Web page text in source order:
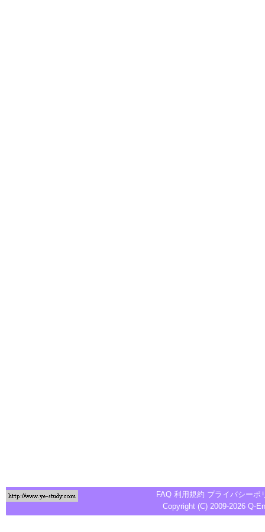
FAQ 利用規約 プライバシーポ
Copyright (C) 2009-2026 Q-